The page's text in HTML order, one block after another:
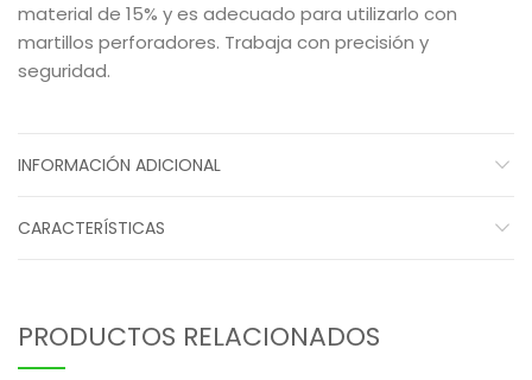
material de 15% y es adecuado para utilizarlo con
martillos perforadores. Trabaja con precisión y
seguridad.
INFORMACIÓN ADICIONAL
CARACTERÍSTICAS
PRODUCTOS RELACIONADOS